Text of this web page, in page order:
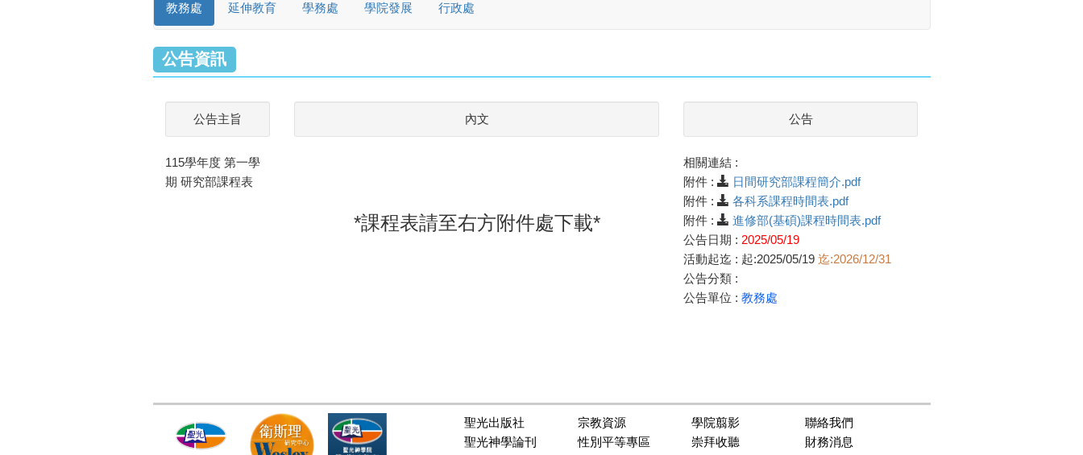
教務處 延伸教育 學務處 學院發展 行政處
公告資訊
公告主旨 內文 公告
115學年度 第一學
期 研究部課程表
*課程表請至右方附件處下載*
相關連結 :
附件 :
日間研究部課程簡介.pdf
附件 :
各科系課程時間表.pdf
附件 :
進修部(基碩)課程時間表.pdf
公告日期 : 2025/05/19
活動起迄 : 起:2025/05/19 迄:2026/12/31
公告分類 :
公告單位 : 教務處
聖光出版社 宗教資源 學院翦影
聯絡我們
聖光神學論刊
性別平等專區 崇拜收聽
財務消息